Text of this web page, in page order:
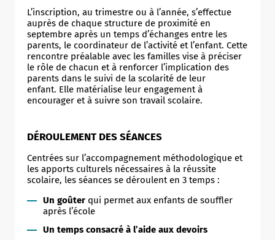
L’inscription, au trimestre ou à l’année, s’effectue
auprès de chaque structure de proximité en
septembre après un temps d’échanges entre les
parents, le coordinateur de l’activité et l’enfant. Cette
rencontre préalable avec les familles vise à préciser
le rôle de chacun et à renforcer l’implication des
parents dans le suivi de la scolarité de leur
enfant. Elle matérialise leur engagement à
encourager et à suivre son travail scolaire.
DÉROULEMENT DES SÉANCES
Centrées sur l’accompagnement méthodologique et
les apports culturels nécessaires à la réussite
scolaire, les séances se déroulent en 3 temps :
Un goûter qui permet aux enfants de souffler
après l’école
Un temps consacré à l’aide aux devoirs